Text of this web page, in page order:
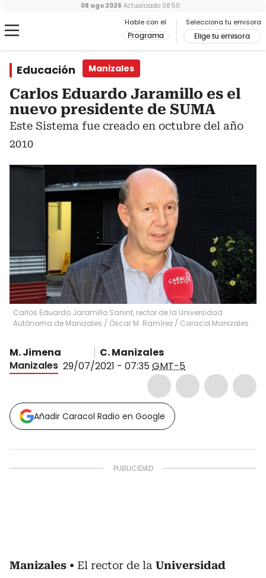
Hable con el
Programa
Selecciona tu emisora
Elige tu emisora
08 ago 2026 Actualizado 08:50
Educación Manizales
Carlos Eduardo Jaramillo es el
nuevo presidente de SUMA
Este Sistema fue creado en octubre del año
2010
Carlos Eduardo Jaramillo Sanint, rector de la Universidad
Autónoma de Manizales / Óscar M. Ramírez / Caracol Manizales
M. Jimena
C. Manizales
Manizales 29/07/2021 - 07:35GMT-5
Añadir Caracol Radio en Google
Manizales El rector de la Universidad